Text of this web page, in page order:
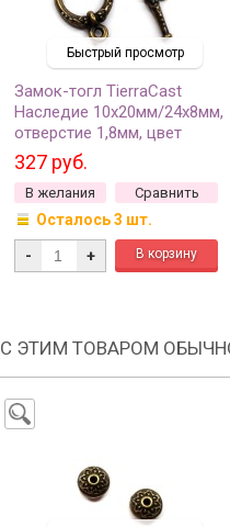
Быстрый просмотр
Замок-тогл TierraCast
Наследие 10х20мм/24х8мм,
отверстие 1,8мм, цвет
античная латунь, 94-6070-27,
1 комплект
327 руб.
В желания Сравнить
Осталось 3 шт.
- +
С ЭТИМ ТОВАРОМ